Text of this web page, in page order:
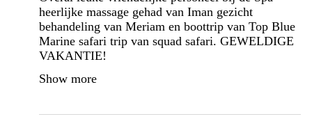
heerlijke massage gehad van Iman gezicht
behandeling van Meriam en boottrip van Top Blue
Marine safari trip van squad safari. GEWELDIGE
VAKANTIE!
Show more